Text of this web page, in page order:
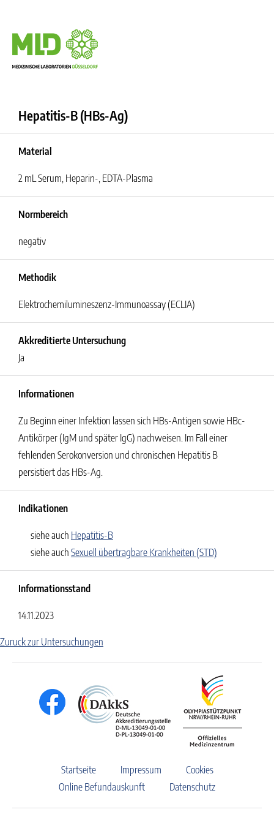
Hepatitis-B (HBs-Ag)
Material
2 mL Serum, Heparin-, EDTA-Plasma
Normbereich
negativ
Methodik
Elektrochemilumineszenz-Immunoassay (ECLIA)
Akkreditierte Untersuchung
Ja
Informationen
Zu Beginn einer Infektion lassen sich HBs-Antigen sowie HBc-
Antikörper (IgM und später IgG) nachweisen. Im Fall einer
fehlenden Serokonversion und chronischen Hepatitis B
persistiert das HBs-Ag.
Indikationen
siehe auch Hepatitis-B
siehe auch Sexuell übertragbare Krankheiten (STD)
Informationsstand
14.11.2023
Zuruck zur Untersuchungen
Startseite Impressum
Cookies
Online Befundauskunft
Datenschutz